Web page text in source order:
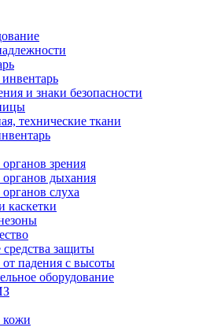
и знаки безопасности
технические ткани
зрения
дыхания
слуха
каскетки
защиты
падения с высоты
оборудование
кожи